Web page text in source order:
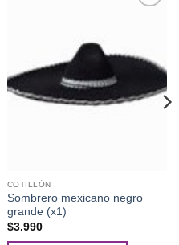
COTILLÓN
Sombrero mexicano negro
grande (x1)
$3.990